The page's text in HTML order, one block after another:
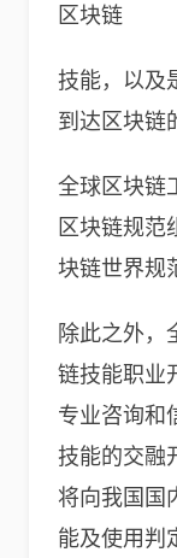
区块链
技能，以及
到达区块链
全球区块链
区块链规范
块链世界规
除此之外，
链技能职业
专业咨询和
技能的交融
将向我国国
能及使用判